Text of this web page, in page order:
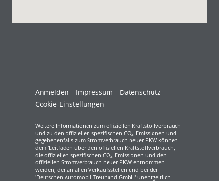
Anmelden Impressum
Datenschutz
Cookie-Einstellungen
Weitere Informationen zum offiziellen Kraftstoffverbrauch
und zu den offiziellen spezifischen CO2-Emissionen und
gegebenenfalls zum Stromverbrauch neuer PKW können
dem 'Leitfaden über den offiziellen Kraftstoffverbrauch,
die offiziellen spezifischen CO2-Emissionen und den
offiziellen Stromverbrauch neuer PKW' entnommen
werden, der an allen Verkaufsstellen und bei der
'Deutschen Automobil Treuhand GmbH' unentgeltlich